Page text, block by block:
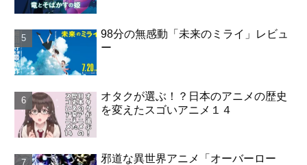
98分の無感動「未来のミライ」レビュ
ー
オタクが選ぶ！？日本のアニメの歴史
を変えたスゴいアニメ１４
邪道な異世界アニメ「オーバーロー